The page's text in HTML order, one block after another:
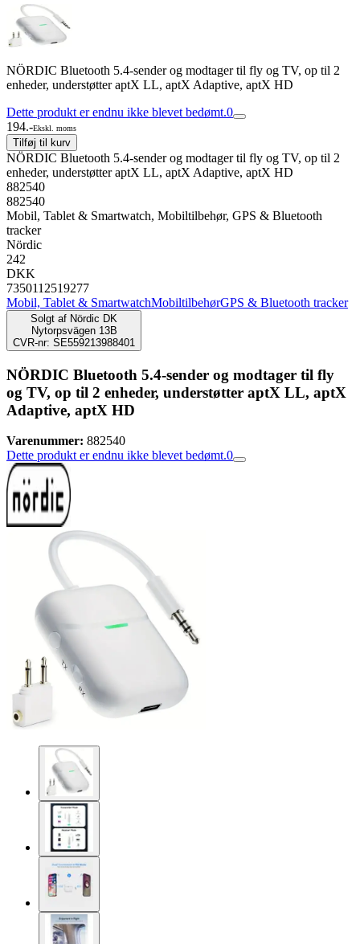
NÖRDIC Bluetooth 5.4-sender og modtager til fly og TV, op til 2
enheder, understøtter aptX LL, aptX Adaptive, aptX HD
Dette produkt er endnu ikke blevet bedømt.0
194.-Ekskl. moms
Tilføj til kurv
NÖRDIC Bluetooth 5.4-sender og modtager til fly og TV, op til 2
enheder, understøtter aptX LL, aptX Adaptive, aptX HD
882540
882540
Mobil, Tablet & Smartwatch, Mobiltilbehør, GPS & Bluetooth
tracker
Nördic
242
DKK
7350112519277
Mobil, Tablet & SmartwatchMobiltilbehørGPS & Bluetooth tracker
Solgt af Nördic DK
Nytorpsvägen 13B
CVR-nr: SE559213988401
NÖRDIC Bluetooth 5.4-sender og modtager til fly
og TV, op til 2 enheder, understøtter aptX LL, aptX
Adaptive, aptX HD
Varenummer: 882540
Dette produkt er endnu ikke blevet bedømt.0